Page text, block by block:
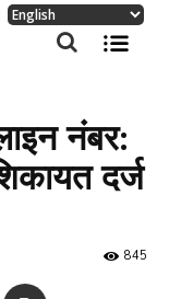
नंबर:
दर्ज
845